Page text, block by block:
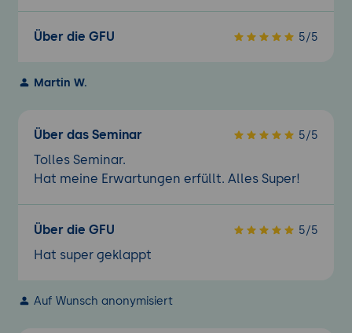
Über die GFU 5/5
Martin W.
Über das Seminar 5/5
Tolles Seminar.
Hat meine Erwartungen erfüllt. Alles Super!
Über die GFU 5/5
Hat super geklappt
Auf Wunsch anonymisiert